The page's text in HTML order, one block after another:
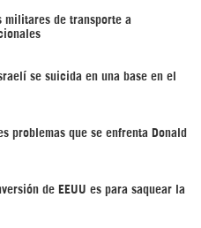
militares de transporte a
se suicida en una base en el
problemas que se enfrenta Donald
de EEUU es para saquear la